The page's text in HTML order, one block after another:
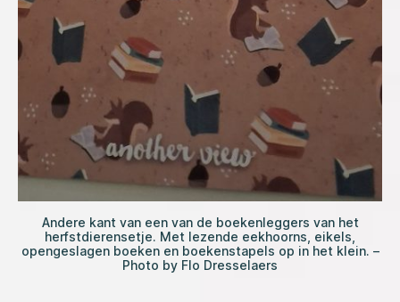
Andere kant van een van de boekenleggers van het
herfstdierensetje. Met lezende eekhoorns, eikels,
opengeslagen boeken en boekenstapels op in het klein. –
Photo by Flo Dresselaers